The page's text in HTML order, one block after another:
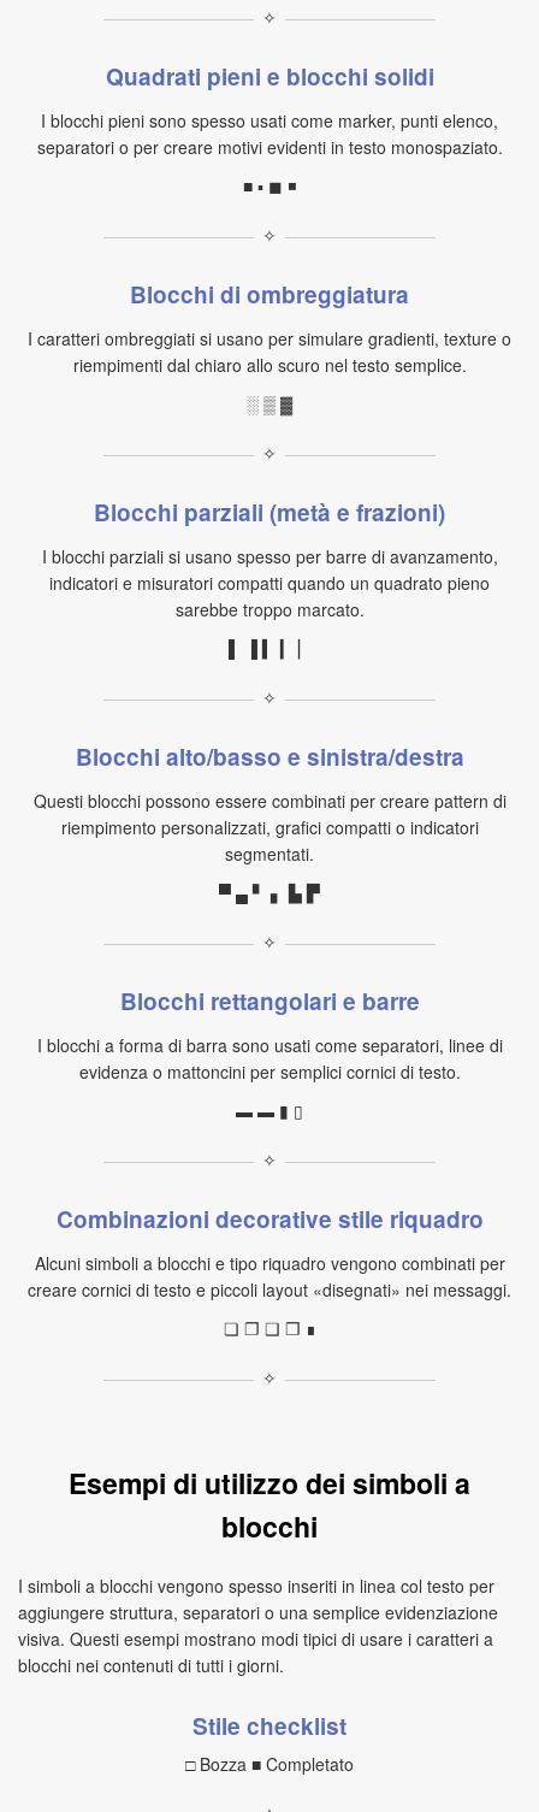
✧
Quadrati pieni e blocchi solidi
I blocchi pieni sono spesso usati come marker, punti elenco,
separatori o per creare motivi evidenti in testo monospaziato.
■ ▪ ◼ ◾
✧
Blocchi di ombreggiatura
I caratteri ombreggiati si usano per simulare gradienti, texture o
riempimenti dal chiaro allo scuro nel testo semplice.
░ ▒ ▓
✧
Blocchi parziali (metà e frazioni)
I blocchi parziali si usano spesso per barre di avanzamento,
indicatori e misuratori compatti quando un quadrato pieno
sarebbe troppo marcato.
✧
Blocchi alto/basso e sinistra/destra
Questi blocchi possono essere combinati per creare pattern di
riempimento personalizzati, grafici compatti o indicatori
segmentati.
▀ ▄ ▘ ▖ ▙ ▛
✧
Blocchi rettangolari e barre
I blocchi a forma di barra sono usati come separatori, linee di
evidenza o mattoncini per semplici cornici di testo.
▬ ▬ ▮ ▯
✧
Combinazioni decorative stile riquadro
Alcuni simboli a blocchi e tipo riquadro vengono combinati per
creare cornici di testo e piccoli layout «disegnati» nei messaggi.
❏ ❐ ❑ ❒ ∎
✧
Esempi di utilizzo dei simboli a
blocchi
I simboli a blocchi vengono spesso inseriti in linea col testo per
aggiungere struttura, separatori o una semplice evidenziazione
visiva. Questi esempi mostrano modi tipici di usare i caratteri a
blocchi nei contenuti di tutti i giorni.
Stile checklist
□ Bozza ■ Completato